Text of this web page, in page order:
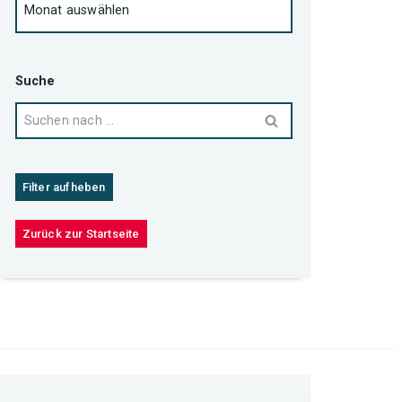
Suche
Filter aufheben
Zurück zur Startseite